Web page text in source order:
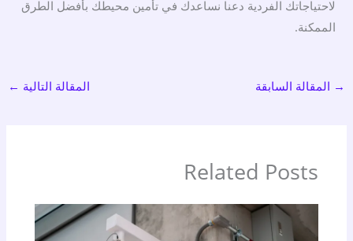
لاحتياجاتك الفردية دعنا نساعدك في تأمين محيطك بأفضل الطرق
الممكنة.
→ المقالة السابقة المقالة التالية ←
Related Posts